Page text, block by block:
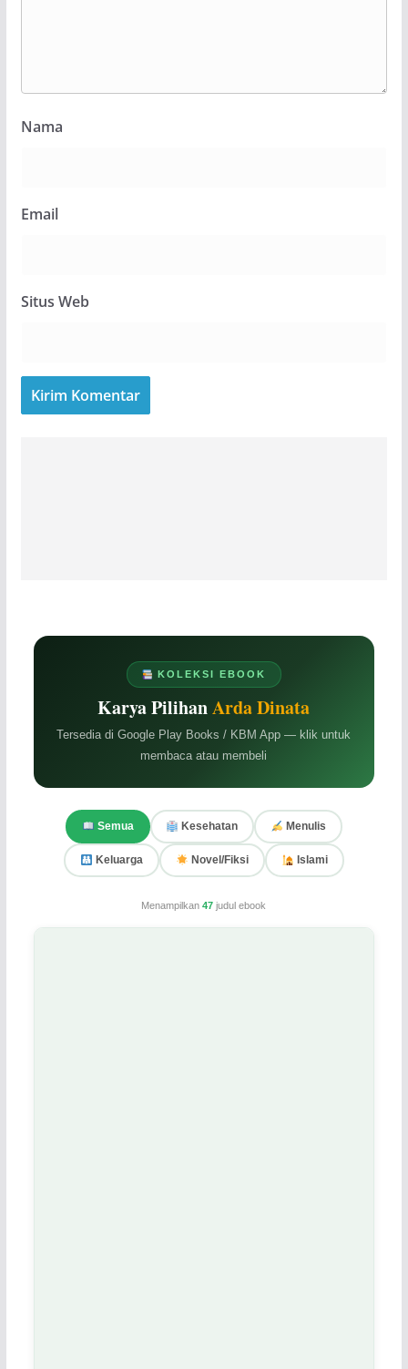
Nama
Email
Situs Web
KOLEKSI EBOOK
Karya PilihanArda Dinata
Tersedia di Google Play Books / KBM App — klik untuk
membaca atau membeli
Semua Kesehatan Menulis
Keluarga Novel/Fiksi Islami
Menampilkan47 judul ebook